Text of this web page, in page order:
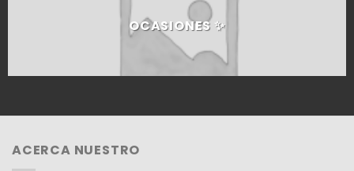
OCASIONES ✨
ACERCA NUESTRO